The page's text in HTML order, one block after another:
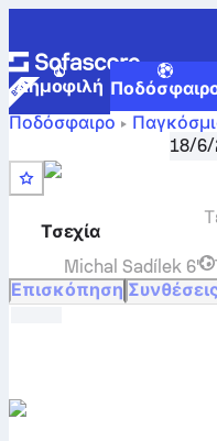
Δημοφιλή
Ποδόσφαιρο
Παγκόσμιο Κύπελλο,
Νότια Αφρική
αποτελέσματα,
18/6/
Τσεχία
Michal Sadílek 6'
Επισκόπηση